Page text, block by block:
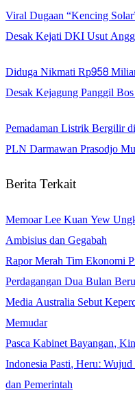
Viral Dugaan “Kencing
Desak Kejati DKI Usut
Diduga Nikmati Rp958
Desak Kejagung Panggil
Pemadaman Listrik Bergilir
PLN Darmawan Prasodjo
Berita Terkait
Memoar Lee Kuan Yew
Ambisius dan Gegabah
Rapor Merah Tim Ekonomi
Perdagangan Dua Bulan
Media Australia Sebut
Memudar
Pasca Kabinet Bayangan,
Indonesia Pasti, Heru:
dan Pemerintah